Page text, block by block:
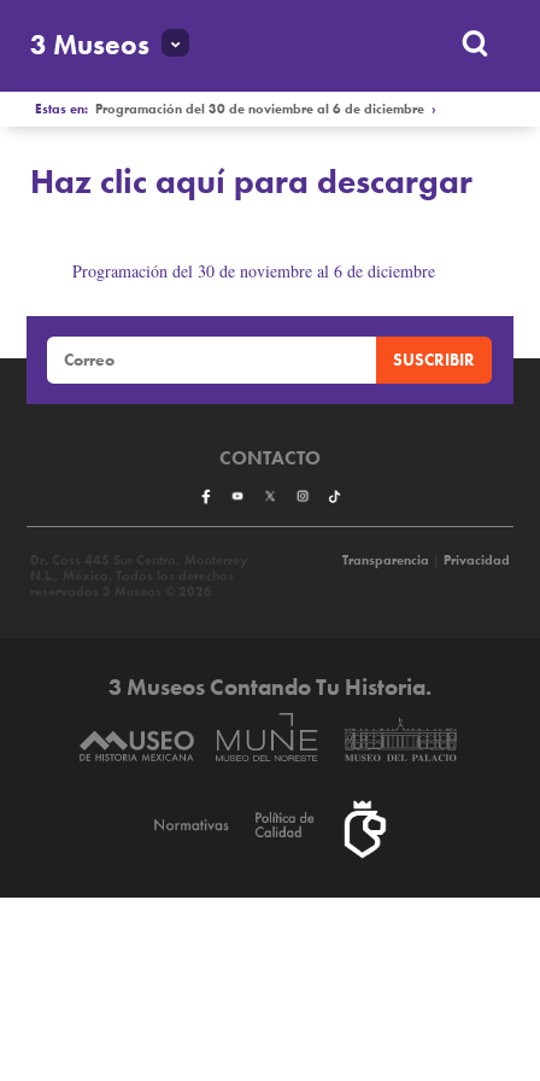
3 Museos
Estas en:Programación del 30 de noviembre al 6 de diciembre ›
Haz clic aquí para descargar
Programación del 30 de noviembre al 6 de diciembre
Haz clic aquí para descargar
CONTACTO
Transparencia Privacidad
3 Museos Contando Tu Historia.